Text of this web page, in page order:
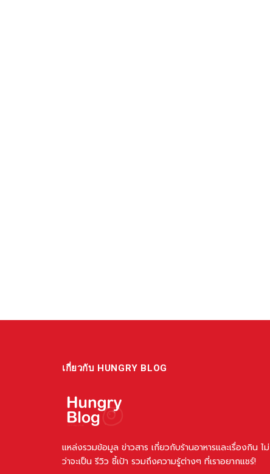
เกี่ยวกับ HUNGRY BLOG
แหล่งรวมข้อมูล ข่าวสาร เกี่ยวกับร้านอาหารและเรื่องกิน ไม่
ว่าจะเป็น รีวิว ชี้เป้า รวมถึงความรู้ต่างๆ ที่เราอยากแชร์!